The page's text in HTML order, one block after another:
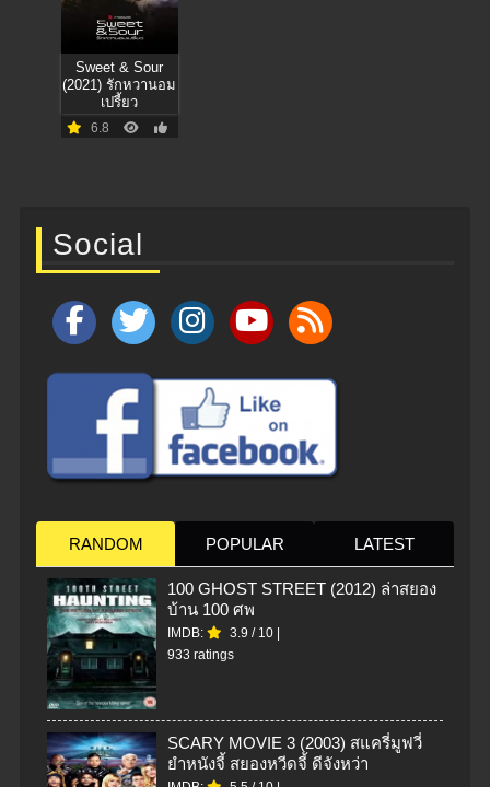
Sweet & Sour
(2021) รักหวานอม
เปรี้ยว
6.8
Social
RANDOM POPULAR LATEST
100 GHOST STREET (2012) ล่าสยอง
บ้าน 100 ศพ
IMDB: 3.9 / 10
933 ratings
SCARY MOVIE 3 (2003) สแครี่มูฟวี่
ยำหนังจี้ สยองหวีดจี้ ดีจังหว่า